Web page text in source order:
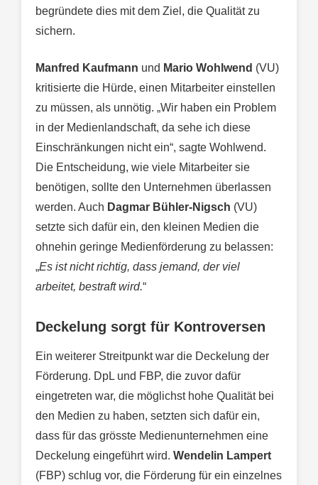
begründete dies mit dem Ziel, die Qualität zu
sichern.
Manfred Kaufmann und Mario Wohlwend (VU)
kritisierte die Hürde, einen Mitarbeiter einstellen
zu müssen, als unnötig. „Wir haben ein Problem
in der Medienlandschaft, da sehe ich diese
Einschränkungen nicht ein“, sagte Wohlwend.
Die Entscheidung, wie viele Mitarbeiter sie
benötigen, sollte den Unternehmen überlassen
werden. Auch Dagmar Bühler-Nigsch (VU)
setzte sich dafür ein, den kleinen Medien die
ohnehin geringe Medienförderung zu belassen:
„Es ist nicht richtig, dass jemand, der viel
arbeitet, bestraft wird.“
Deckelung sorgt für Kontroversen
Ein weiterer Streitpunkt war die Deckelung der
Förderung. DpL und FBP, die zuvor dafür
eingetreten war, die möglichst hohe Qualität bei
den Medien zu haben, setzten sich dafür ein,
dass für das grösste Medienunternehmen eine
Deckelung eingeführt wird. Wendelin Lampert
(FBP) schlug vor, die Förderung für ein einzelnes